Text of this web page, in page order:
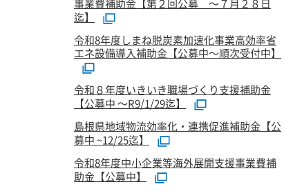
事業費補助金【第２回公募 ～７月２８日
迄】
令和8年度しまね脱炭素加速化事業高効率省
エネ設備導入補助金【公募中～順次受付中】
令和８年度いきいき職場づくり支援補助金
【公募中 ～R9/1/29迄】
島根県地域物流効率化・連携促進補助金【公
募中 ~12/25迄】
令和8年度中小企業等海外展開支援事業費補
助金【公募中】